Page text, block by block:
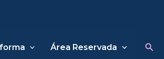
Área Reservada